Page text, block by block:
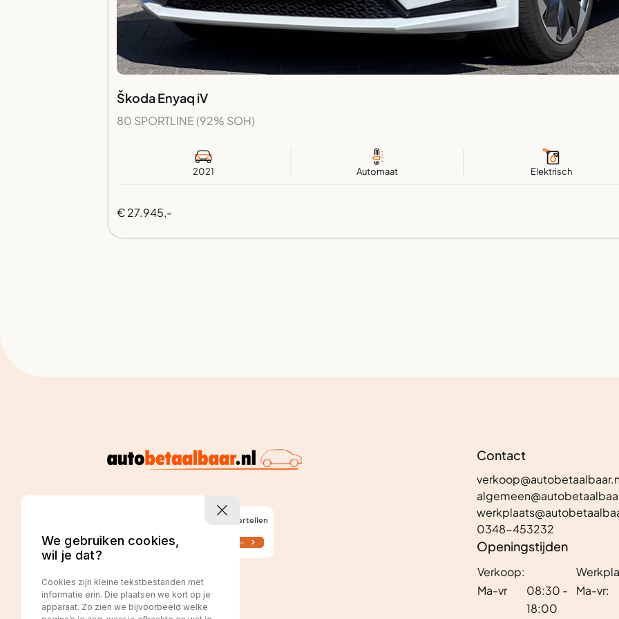
Škoda Enyaq iV
80 SPORTLINE (92% SOH)
2021 Automaat Elektrisch
€ 27.945,-
Contact
0348-453232
Openingstijden
Verkoop:
Ma-vr
08:30 -
18:00
Ma-vr:
We gebruiken cookies,
wil je dat?
Cookies zijn kleine tekstbestanden met
informatie erin. Die plaatsen we kort op je
apparaat. Zo zien we bijvoorbeeld welke